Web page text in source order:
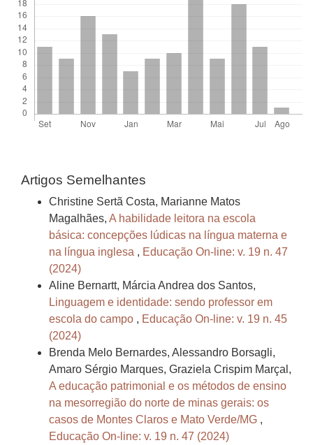
Artigos Semelhantes
Christine Sertã Costa, Marianne Matos
Magalhães, A habilidade leitora na escola
básica: concepções lúdicas na língua materna e
na língua inglesa , Educação On-line: v. 19 n. 47
(2024)
Aline Bernartt, Márcia Andrea dos Santos,
Linguagem e identidade: sendo professor em
escola do campo , Educação On-line: v. 19 n. 45
(2024)
Brenda Melo Bernardes, Alessandro Borsagli,
Amaro Sérgio Marques, Graziela Crispim Marçal,
A educação patrimonial e os métodos de ensino
na mesorregião do norte de minas gerais: os
casos de Montes Claros e Mato Verde/MG ,
Educação On-line: v. 19 n. 47 (2024)